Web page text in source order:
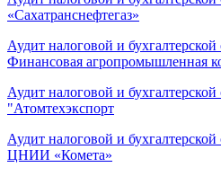
«Сахатранснефтегаз»
Аудит налоговой и
Финансовая агропромышленная
Аудит налоговой и
"Атомтехэкспорт
Аудит налоговой и
ЦНИИ «Комета»